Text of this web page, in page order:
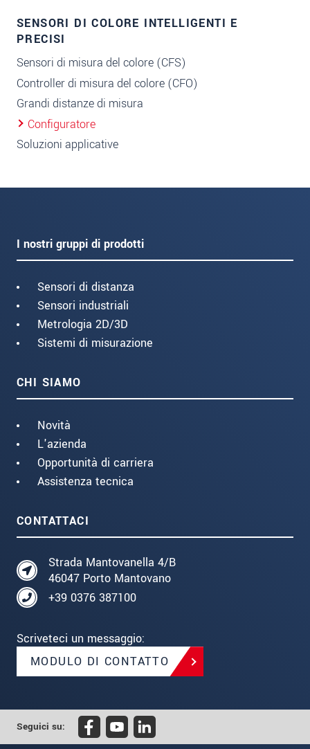
SENSORI DI COLORE INTELLIGENTI E
PRECISI
Sensori di misura del colore (CFS)
Controller di misura del colore (CFO)
Grandi distanze di misura
Configuratore
Soluzioni applicative
I nostri gruppi di prodotti
Sensori di distanza
Sensori industriali
Metrologia 2D/3D
Sistemi di misurazione
CHI SIAMO
Novità
L'azienda
Opportunità di carriera
Assistenza tecnica
CONTATTACI
Strada Mantovanella 4/B
46047 Porto Mantovano
+39 0376 387100
Scriveteci un messaggio:
MODULO DI CONTATTO
Seguici su: